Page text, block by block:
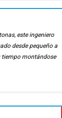
este ingeniero
desde pequeño a
tiempo montándose